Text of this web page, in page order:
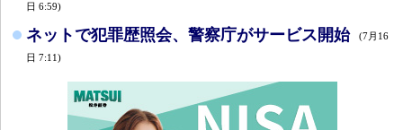
日 6:59)
ネットで犯罪歴照会、警察庁がサービス開始
(7月16
日 7:11)